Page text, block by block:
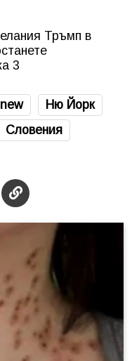
new
Ню Йорк
Словения